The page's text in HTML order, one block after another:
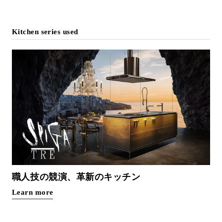
Kitchen series used
職人技の競演、革新のキッチン
Learn more